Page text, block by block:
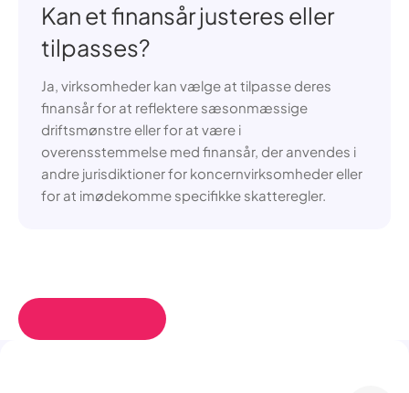
Kan et finansår justeres eller
tilpasses?
Ja, virksomheder kan vælge at tilpasse deres
finansår for at reflektere sæsonmæssige
driftsmønstre eller for at være i
overensstemmelse med finansår, der anvendes i
andre jurisdiktioner for koncernvirksomheder eller
for at imødekomme specifikke skatteregler.